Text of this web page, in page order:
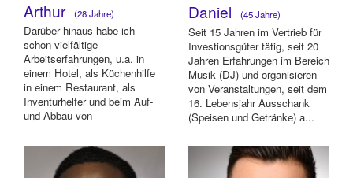
Arthur (28 Jahre)
Darüber hinaus habe ich
schon vielfältige
Arbeitserfahrungen, u.a. in
einem Hotel, als Küchenhilfe
in einem Restaurant, als
Inventurhelfer und beim Auf-
und Abbau von
Daniel (45 Jahre)
Seit 15 Jahren im Vertrieb für
Investionsgüter tätig, seit 20
Jahren Erfahrungen im Bereich
Musik (DJ) und organisieren
von Veranstaltungen, seit dem
16. Lebensjahr Ausschank
(Speisen und Getränke) a...